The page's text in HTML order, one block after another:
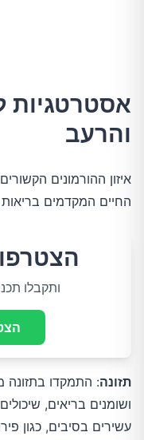
אסטרטגיות
והרעב
איזון ההורמונים
החיים המקדמים בריאות
הצטרפו
ותקבלו
תזונה: התמקדו בתזונה
ושומנים בריאים,
עשירים בסיבים, כגון